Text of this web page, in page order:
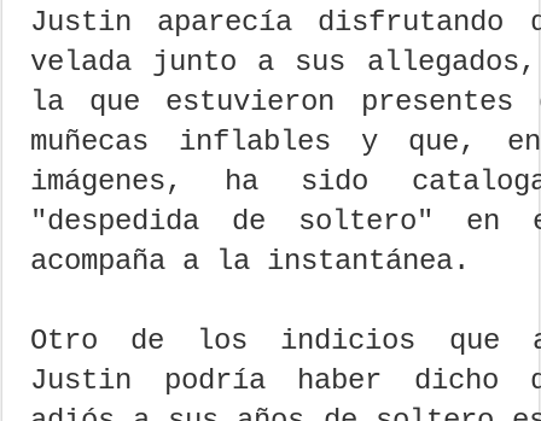
Justin aparecía disfrutando
velada junto a sus
la que estuvieron presentes
muñecas inflables y que,
imágenes, ha sido
"despedida de soltero"
acompaña a la instantánea.
Otro de los indicios que
Justin podría haber dicho